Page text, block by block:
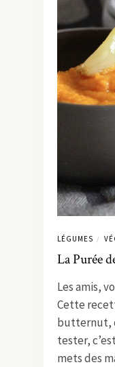
LÉGUMES /
La Purée
Les amis,
Cette
butternut,
tester,
mets des